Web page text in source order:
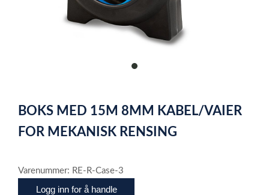
item
of
1
BOKS MED 15M 8MM KABEL/VAIER
FOR MEKANISK RENSING
Varenummer: RE-R-Case-3
Logg inn for å handle